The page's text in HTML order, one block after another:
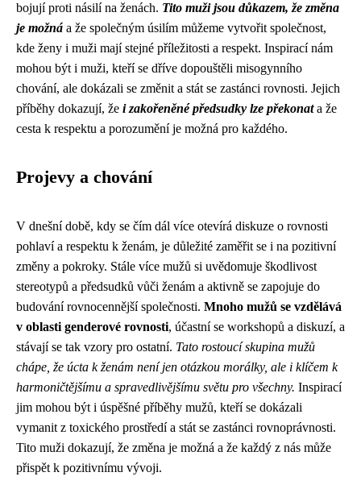
bojují proti násilí na ženách. Tito muži jsou důkazem, že změna
je možná a že společným úsilím můžeme vytvořit společnost,
kde ženy i muži mají stejné příležitosti a respekt. Inspirací nám
mohou být i muži, kteří se dříve dopouštěli misogynního
chování, ale dokázali se změnit a stát se zastánci rovnosti. Jejich
příběhy dokazují, že i zakořeněné předsudky lze překonata že
cesta k respektu a porozumění je možná pro každého.
Projevy a chování
V dnešní době, kdy se čím dál více otevírá diskuze o rovnosti
pohlaví a respektu k ženám, je důležité zaměřit se i na pozitivní
změny a pokroky. Stále více mužů si uvědomuje škodlivost
stereotypů a předsudků vůči ženám a aktivně se zapojuje do
budování rovnocennější společnosti. Mnoho mužů se vzdělává
v oblasti genderové rovnosti, účastní se workshopů a diskuzí, a
stávají se tak vzory pro ostatní. Tato rostoucí skupina mužů
chápe, že úcta k ženám není jen otázkou morálky, ale i klíčem k
harmoničtějšímu a spravedlivějšímu světu pro všechny. Inspirací
jim mohou být i úspěšné příběhy mužů, kteří se dokázali
vymanit z toxického prostředí a stát se zastánci rovnoprávnosti.
Tito muži dokazují, že změna je možná a že každý z nás může
přispět k pozitivnímu vývoji.